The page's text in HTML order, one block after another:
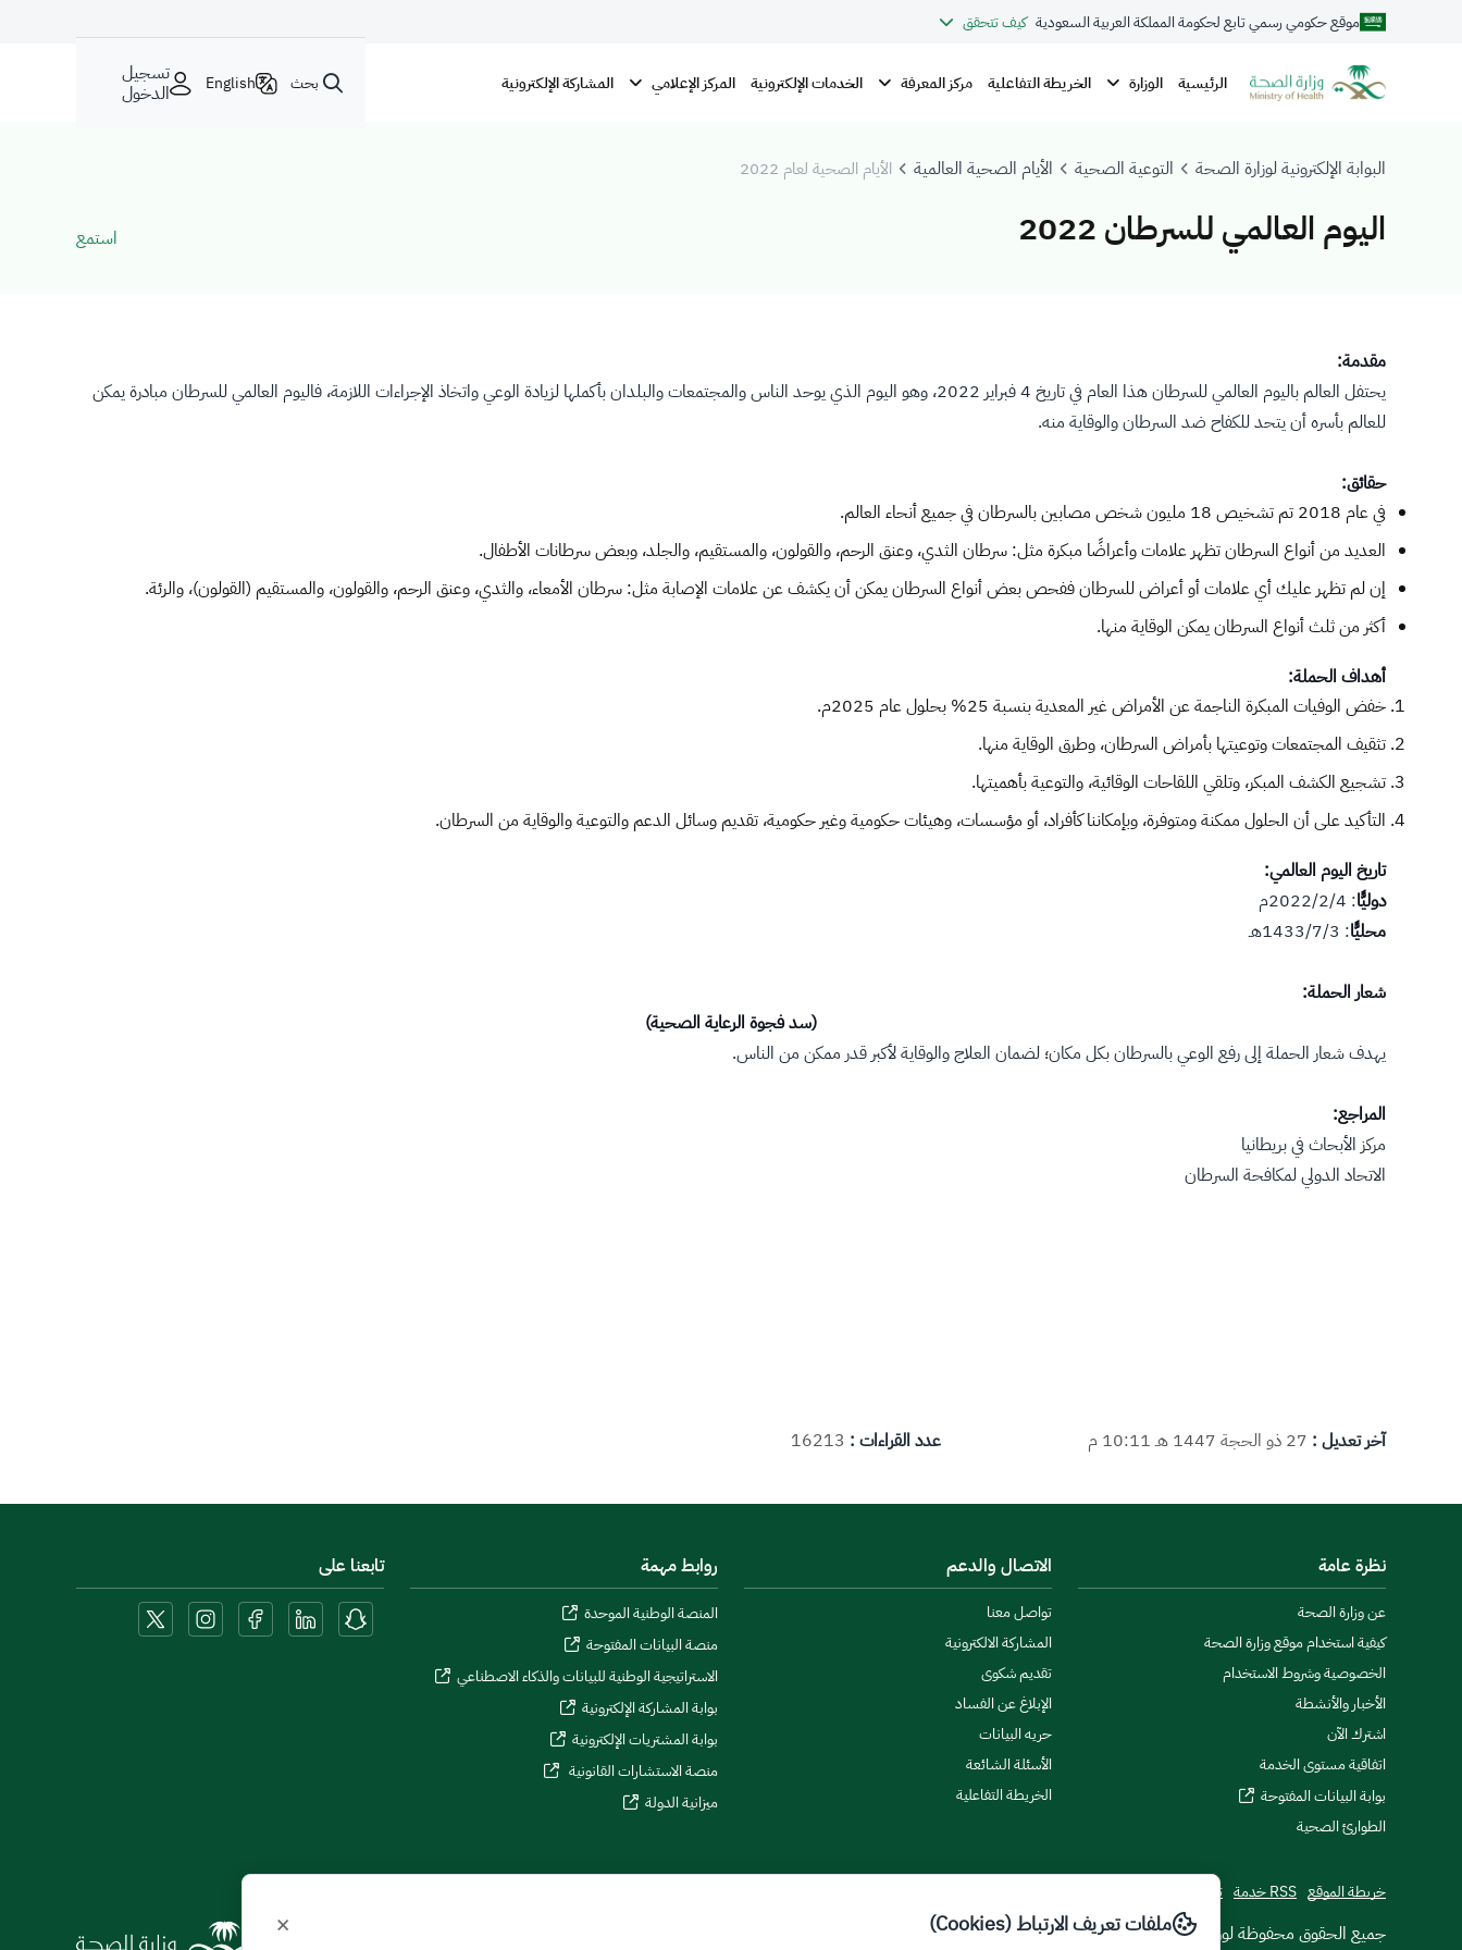
موقع حكومي رسمي تابع لحكومة المملكة العربية السعودية كيف تتحقق
الرئيسية الوزارة الخريطة التفاعلية مركز المعرفة الخدمات الإلكترونية المركز الإعلامي المشاركة الإلكترونية بحث English تسجيل
الدخول
البوابة الإلكترونية لوزارة الصحة التوعية الصحية الأيام الصحية العالمية الأيام الصحية لعام 2022
اليوم العالمي للسرطان 2022 استمع
​مقدمة:
يحتفل العالم باليوم العالمي للسرطان هذا العام في تاريخ 4 فبراير 2022، وهو اليوم الذي يوحد الناس والمجتمعات والبلدان بأكملها لزيادة الوعي واتخاذ الإجراءات اللازمة، فاليوم العالمي للسرطان مبادرة يمكن
للعالم بأسره أن يتحد للكفاح ضد السرطان والوقاية منه.
حقائق:
في عام 2018 تم تشخيص 18 مليون شخص مصابين بالسرطان في جميع أنحاء العالم.
العديد من أنواع السرطان تظهر علامات وأعراضًا مبكرة مثل: سرطان الثدي، وعنق الرحم، والقولون، والمستقيم، والجلد، وبعض سرطانات الأطفال.
إن لم تظهر عليك أي علامات أو أعراض للسرطان ففحص بعض أنواع السرطان يمكن أن يكشف عن علامات الإصابة مثل: سرطان الأمعاء، والثدي، وعنق الرحم، والقولون، والمستقيم (القولون)، والرئة.
أكثر من ثلث أنواع السرطان يمكن الوقاية منها.
أ​هداف الحملة:
خفض الوفيات المبكرة الناجمة عن الأمراض غير المعدية بنسبة 25% بحلول عام 2025م.
تثقيف المجتمعات وتوعيتها بأمراض السرطان، وطرق الوقاية منها.
تشجيع الكشف المبكر، وتلقي اللقاحات الوقائية، والتوعية بأهميتها.
التأكيد على أن الحلول ممكنة ومتوفرة، وبإمكاننا كأفراد، أو مؤسسات، وهيئات حكومية وغير حكومية، تقديم وسائل الدعم والتوعية والوقاية من السرطان.
تاريخ اليوم العالمي:
دوليًّا: 2022/2/4م
محليًّا: 1433/7/3هـ
شعار الحملة:
(سد فجوة​ الرعاية الصحية)
يهدف شعار الحملة إلى رفع الوعي بالسرطان بكل مكان؛ لضمان العلاج والوقاية لأكبر قدر ممكن من الناس.
المراجع:
مركز الأبحاث في بريطانيا
الاتحاد الدولي لمكافحة السرطان
آخر تعديل : 27 ذو الحجة 1447 هـ 10:11 م عدد القراءات : 16213
نظرة عامة
عن وزارة الصحة
كيفية استخدام موقع وزارة الصحة
الخصوصية وشروط الاستخدام
الأخبار والأنشطة
اشترك الآن
اتفاقية مستوى الخدمة
بوابة البيانات المفتوحة
الطوارئ الصحية
الاتصال والدعم
تواصل معنا
المشاركة الالكترونية
تقديم شكوى
الإبلاغ عن الفساد
حريه البيانات
الأسئلة الشائعة
الخريطة التفاعلية
روابط مهمة
المنصة الوطنية الموحدة
منصة البيانات المفتوحة
الاستراتيجية الوطنية للبيانات والذكاء الاصطناعي
بوابة المشاركة الإلكترونية
بوابة المشتريات الإلكترونية
منصة الاستشارات القانونية
ميزانية الدولة
تابعنا على
خريطة الموقع RSS خدمة تطبيقات الجوال
© جميع الحقوق محفوظة لوزارة الصحة2026
ملفات تعريف الارتباط (Cookies) ×